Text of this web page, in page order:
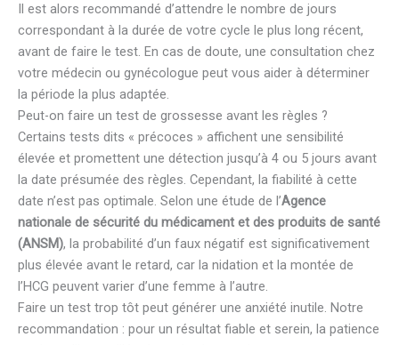
Il est alors recommandé d’attendre le nombre de jours
correspondant à la durée de votre cycle le plus long récent,
avant de faire le test. En cas de doute, une consultation chez
votre médecin ou gynécologue peut vous aider à déterminer
la période la plus adaptée.
Peut-on faire un test de grossesse avant les règles ?
Certains tests dits « précoces » affichent une sensibilité
élevée et promettent une détection jusqu’à 4 ou 5 jours avant
la date présumée des règles. Cependant, la fiabilité à cette
date n’est pas optimale. Selon une étude de l’Agence
nationale de sécurité du médicament et des produits de santé
(ANSM), la probabilité d’un faux négatif est significativement
plus élevée avant le retard, car la nidation et la montée de
l’HCG peuvent varier d’une femme à l’autre.
Faire un test trop tôt peut générer une anxiété inutile. Notre
recommandation : pour un résultat fiable et serein, la patience